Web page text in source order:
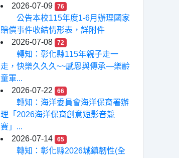
2026-07-09
76
公告本校115年度1-6月辦理國家
賠償事件收結情形表，詳附件
2026-07-08
72
轉知：彰化縣115年親子走一
走，快樂久久久~~感恩與傳承—樂齡
童軍...
2026-07-22
66
轉知：海洋委員會海洋保育署辦
理「2026海洋保育創意短影音競
賽」...
2026-07-14
65
轉知：彰化縣2026城鎮韌性(全